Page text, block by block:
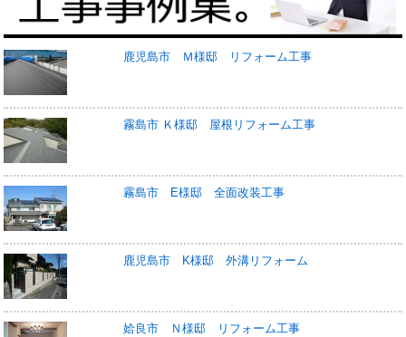
鹿児島市 Ｍ様邸 リフォーム工事
霧島市 Ｋ様邸 屋根リフォーム工事
霧島市 E様邸 全面改装工事
鹿児島市 K様邸 外溝リフォーム
姶良市 Ｎ様邸 リフォーム工事